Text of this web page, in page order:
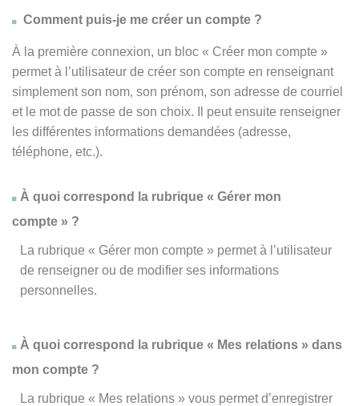
Comment puis-je me créer un compte ?
À la première connexion, un bloc « Créer mon compte »
permet à l’utilisateur de créer son compte en renseignant
simplement son nom, son prénom, son adresse de courriel
et le mot de passe de son choix. Il peut ensuite renseigner
les différentes informations demandées (adresse,
téléphone, etc.).
À quoi correspond la rubrique « Gérer mon
compte » ?
La rubrique « Gérer mon compte » permet à l’utilisateur
de renseigner ou de modifier ses informations
personnelles.
À quoi correspond la rubrique « Mes relations » dans
mon compte ?
La rubrique « Mes relations » vous permet d’enregistrer